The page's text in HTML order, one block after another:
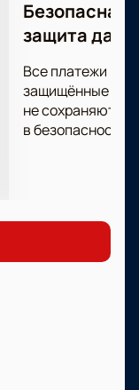
Безопасная
защита
Все платежи
защищённые
не сохраняются
в безопасности.